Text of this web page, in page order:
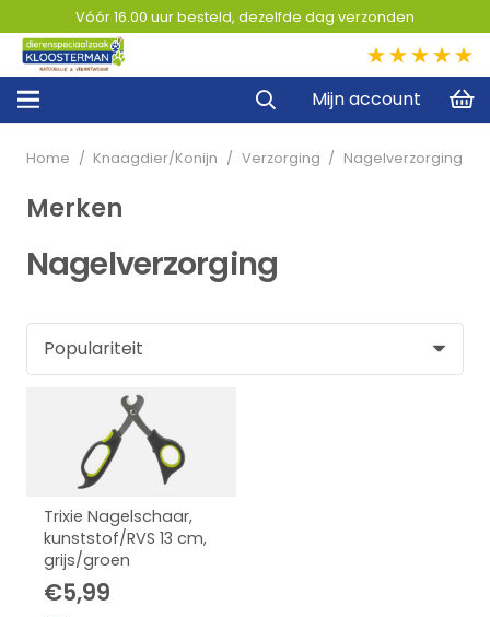
Vóór 16.00 uur besteld, dezelfde dag verzonden
Mijn account
Home / Knaagdier/Konijn / Verzorging / Nagelverzorging
Nagelverzorging
Trixie Nagelschaar,
kunststof/RVS 13 cm,
grijs/groen
€5,99
Merken